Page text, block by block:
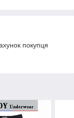
покупця